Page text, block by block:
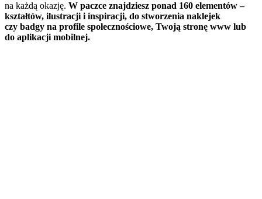
na każdą okazję. W paczce znajdziesz ponad 160 elementów –
kształtów, ilustracji i inspiracji, do stworzenia naklejek
czy badgy na profile społecznościowe, Twoją stronę www lub
do aplikacji mobilnej.